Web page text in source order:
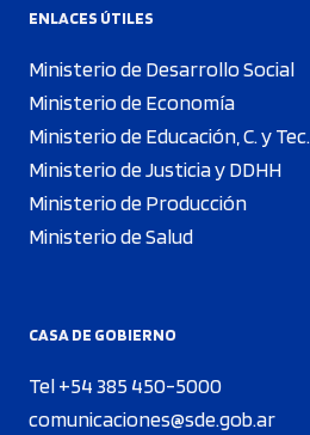
ENLACES ÚTILES
Ministerio de Desarrollo Social
Ministerio de Economía
Ministerio de Educación, C. y Tec.
Ministerio de Justicia y DDHH
Ministerio de Producción
Ministerio de Salud
CASA DE GOBIERNO
Tel +54 385 450-5000
comunicaciones@sde.gob.ar